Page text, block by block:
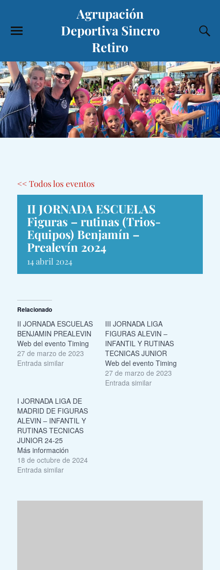
Agrupación
Deportiva Sincro
Retiro
<< Todos los eventos
II JORNADA ESCUELAS
Figuras – rutinas (Trios-
Equipos) Benjamín –
Prealevín 2024
14 abril 2024
Relacionado
II JORNADA ESCUELAS
BENJAMIN PREALEVIN
Web del evento Timing
27 de marzo de 2023
Entrada similar
III JORNADA LIGA
FIGURAS ALEVIN –
INFANTIL Y RUTINAS
TECNICAS JUNIOR
Web del evento Timing
27 de marzo de 2023
Entrada similar
I JORNADA LIGA DE
MADRID DE FIGURAS
ALEVIN – INFANTIL Y
RUTINAS TECNICAS
JUNIOR 24-25
Más información
18 de octubre de 2024
Entrada similar